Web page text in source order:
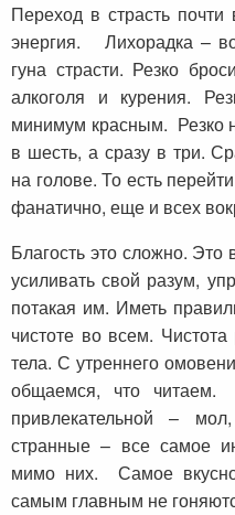
Переход в страсть
энергия. Лихорадка –
гуна страсти. Резко
алкоголя и курения.
минимум красным. Резко
в шесть, а сразу в три.
на голове. То есть
фанатично, еще и всех
Благость это сложно. Это
усиливать свой разум,
потакая им. Иметь
чистоте во всем.
тела. С утреннего
общаемся, что
привлекательной –
странные – все самое
мимо них. Самое
самым главным не